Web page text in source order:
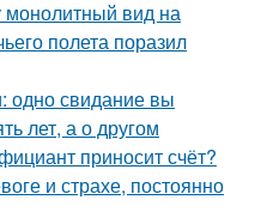
вид на
полета поразил
одно свидание вы
лет, а о другом
приносит счёт?
и страхе, постоянно